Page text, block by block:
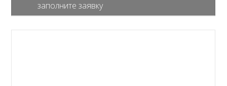
заполните заявку